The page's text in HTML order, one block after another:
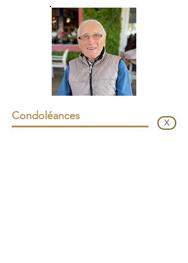
Condoléances
X